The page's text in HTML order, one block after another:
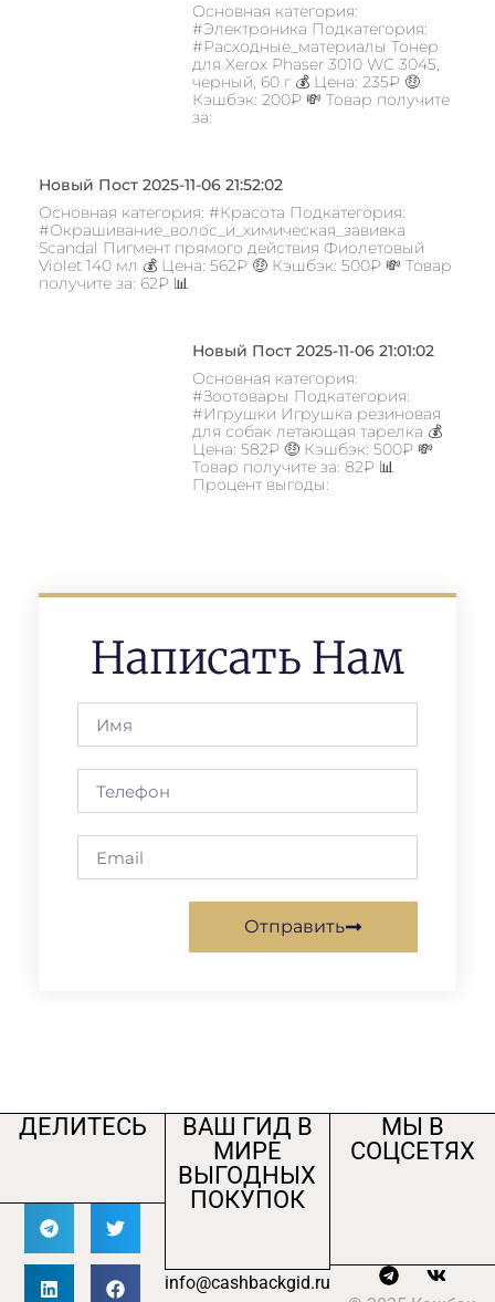
Основная категория:
#Электроника Подкатегория:
#Расходные_материалы Тонер
для Xerox Phaser 3010 WC 3045,
черный, 60 г 💰 Цена: 235₽ 🤑
Кэшбэк: 200₽ 💸 Товар получите
за:
Новый Пост 2025-11-06 21:52:02
Основная категория: #Красота Подкатегория:
#Окрашивание_волос_и_химическая_завивка
Scandal Пигмент прямого действия Фиолетовый
Violet 140 мл 💰 Цена: 562₽ 🤑 Кэшбэк: 500₽ 💸 Товар
получите за: 62₽ 📊
Новый Пост 2025-11-06 21:01:02
Основная категория:
#Зоотовары Подкатегория:
#Игрушки Игрушка резиновая
для собак летающая тарелка 💰
Цена: 582₽ 🤑 Кэшбэк: 500₽ 💸
Товар получите за: 82₽ 📊
Процент выгоды:
Написать Нам
Отправить
ДЕЛИТЕСЬ
ВАШ ГИД В
МИРЕ
ВЫГОДНЫХ
ПОКУПОК
info@cashbackgid.ru
МЫ В
СОЦСЕТЯХ